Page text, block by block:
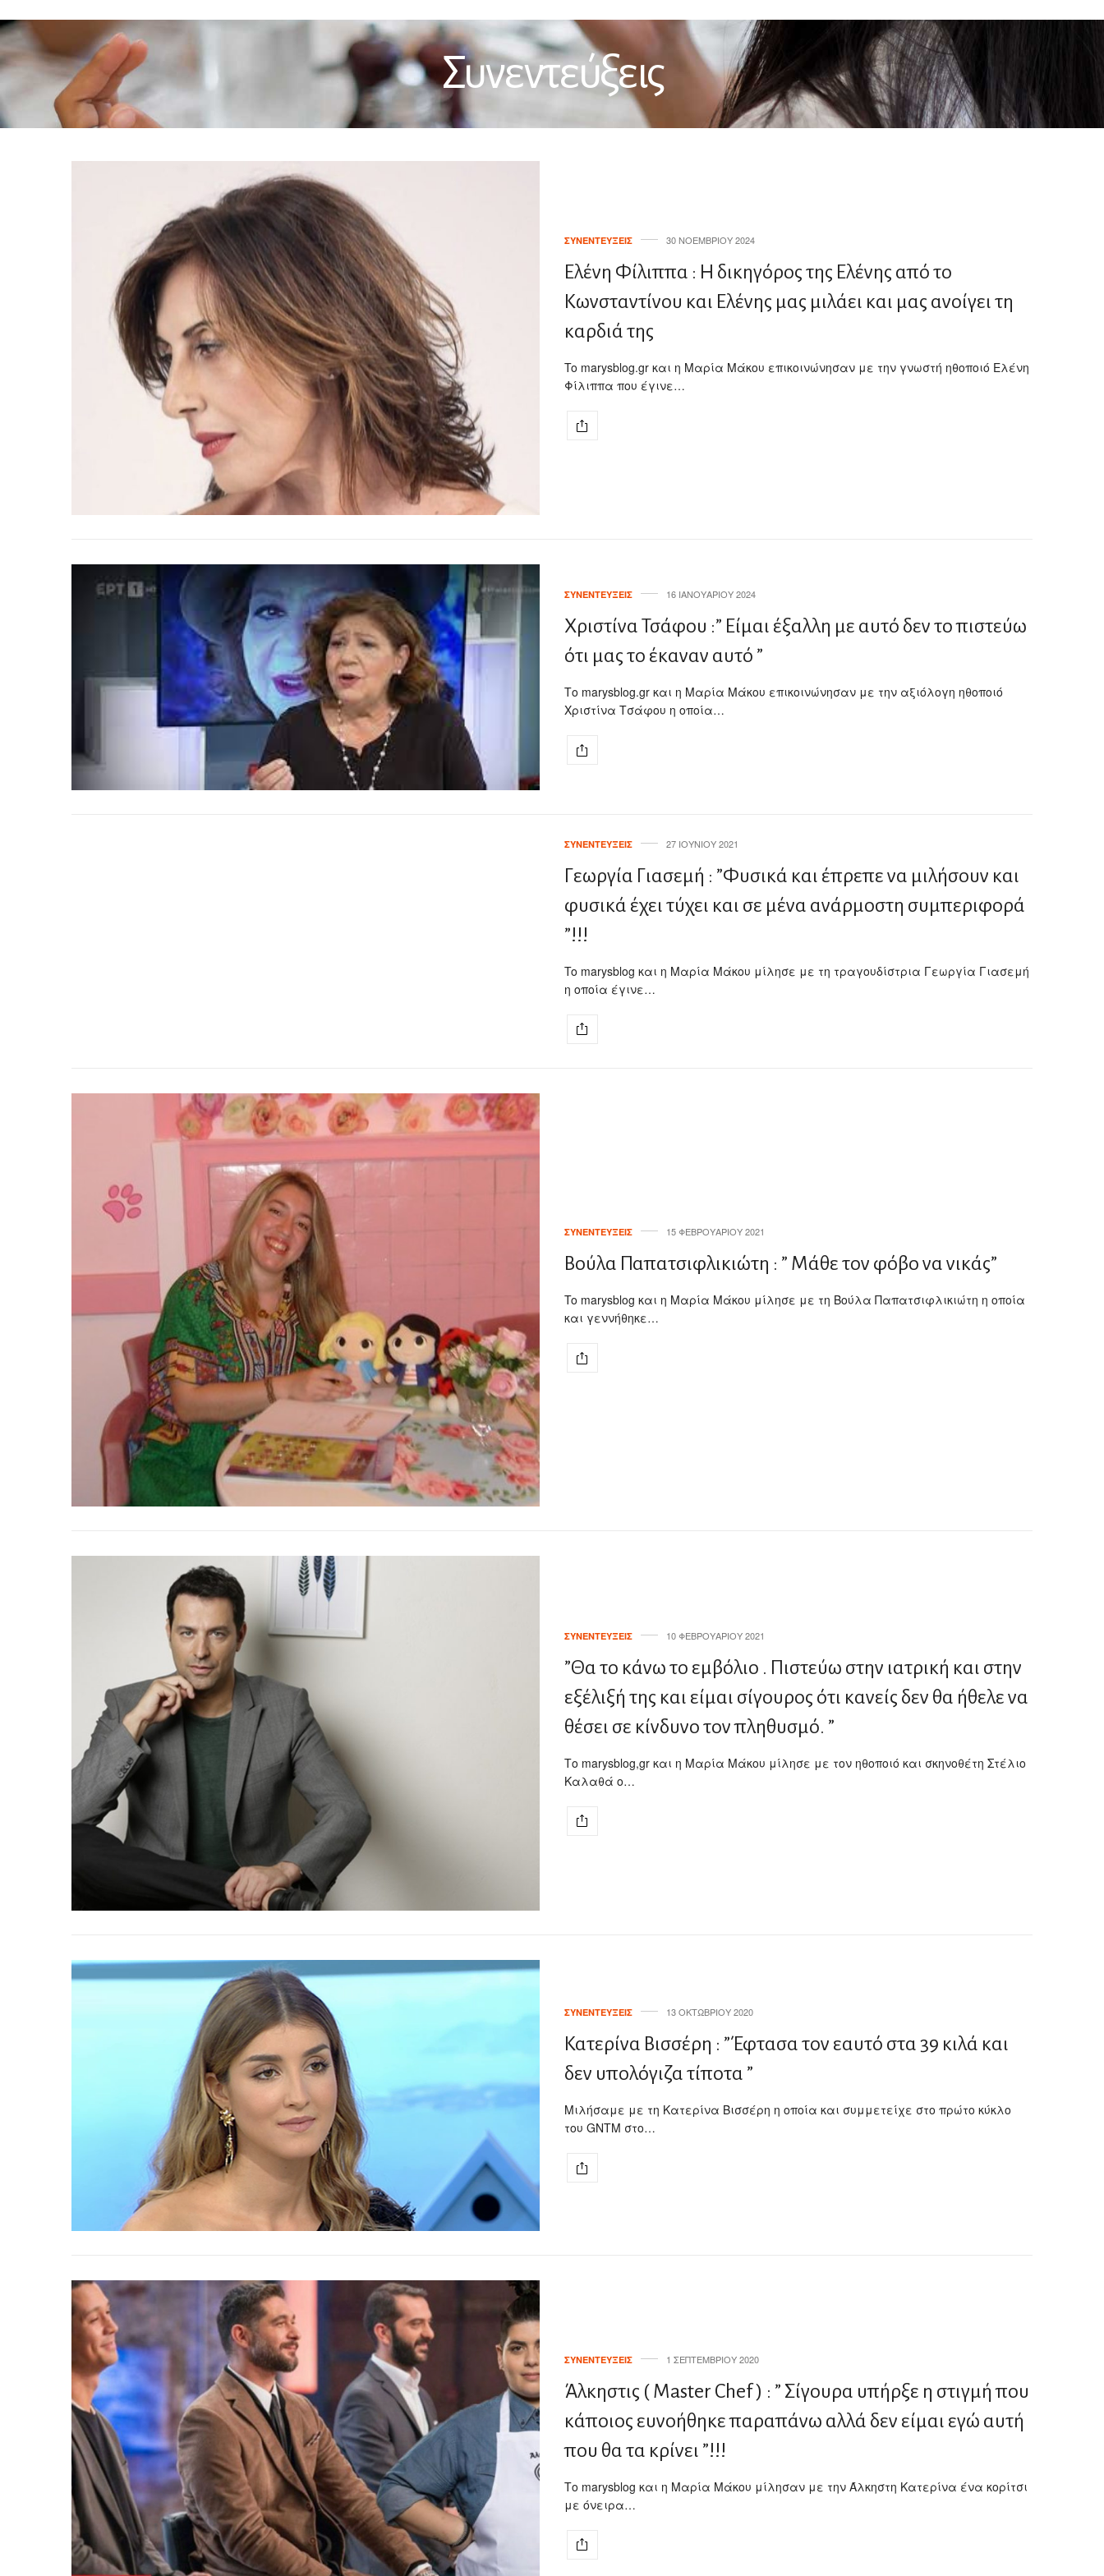
Συνεντεύξεις
ΣΥΝΕΝΤΕΎΞΕΙΣ 30 ΝΟΕΜΒΡΊΟΥ 2024
Ελένη Φίλιππα : H δικηγόρος της Ελένης από το
Κωνσταντίνου και Ελένης μας μιλάει και μας ανοίγει τη
καρδιά της
To marysblog.gr και η Μαρία Μάκου επικοινώνησαν με την γνωστή ηθοποιό Ελένη
Φίλιππα που έγινε…
ΣΥΝΕΝΤΕΎΞΕΙΣ 16 ΙΑΝΟΥΑΡΊΟΥ 2024
Χριστίνα Τσάφου :” Είμαι έξαλλη με αυτό δεν το πιστεύω
ότι μας το έκαναν αυτό ”
Το marysblog.gr και η Μαρία Μάκου επικοινώνησαν με την αξιόλογη ηθοποιό
Χριστίνα Τσάφου η οποία…
ΣΥΝΕΝΤΕΎΞΕΙΣ 27 ΙΟΥΝΊΟΥ 2021
Γεωργία Γιασεμή : ”Φυσικά και έπρεπε να μιλήσουν και
φυσικά έχει τύχει και σε μένα ανάρμοστη συμπεριφορά
”!!!
To marysblog και η Μαρία Μάκου μίλησε με τη τραγουδίστρια Γεωργία Γιασεμή
η οποία έγινε…
ΣΥΝΕΝΤΕΎΞΕΙΣ 15 ΦΕΒΡΟΥΑΡΊΟΥ 2021
Βούλα Παπατσιφλικιώτη : ” Mάθε τον φόβο να νικάς”
To marysblog και η Μαρία Μάκου μίλησε με τη Βούλα Παπατσιφλικιώτη η οποία
και γεννήθηκε…
ΣΥΝΕΝΤΕΎΞΕΙΣ 10 ΦΕΒΡΟΥΑΡΊΟΥ 2021
”Θα το κάνω το εμβόλιο . Πιστεύω στην ιατρική και στην
εξέλιξή της και είμαι σίγουρος ότι κανείς δεν θα ήθελε να
θέσει σε κίνδυνο τον πληθυσμό. ”
Το marysblog,gr και η Μαρία Μάκου μίλησε με τον ηθοποιό και σκηνοθέτη Στέλιο
Καλαθά ο…
ΣΥΝΕΝΤΕΎΞΕΙΣ 13 ΟΚΤΩΒΡΊΟΥ 2020
Κατερίνα Βισσέρη : ”Έφτασα τον εαυτό στα 39 κιλά και
δεν υπολόγιζα τίποτα ”
Μιλήσαμε με τη Κατερίνα Βισσέρη η οποία και συμμετείχε στο πρώτο κύκλο
του GNTM στο…
ΣΥΝΕΝΤΕΎΞΕΙΣ 1 ΣΕΠΤΕΜΒΡΊΟΥ 2020
Άλκηστις ( Master Chef ) : ” Σίγουρα υπήρξε η στιγμή που
κάποιος ευνοήθηκε παραπάνω αλλά δεν είμαι εγώ αυτή
που θα τα κρίνει ”!!!
Το marysblog και η Μαρία Μάκου μίλησαν με την Άλκηστη Κατερίνα ένα κορίτσι
με όνειρα…